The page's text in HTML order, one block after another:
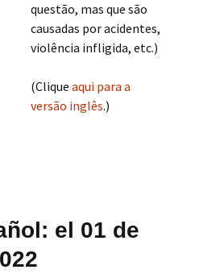
questão, mas que são
causadas por acidentes,
violência infligida, etc.)
(Clique aqui para a
versão inglês.)
el 01 de